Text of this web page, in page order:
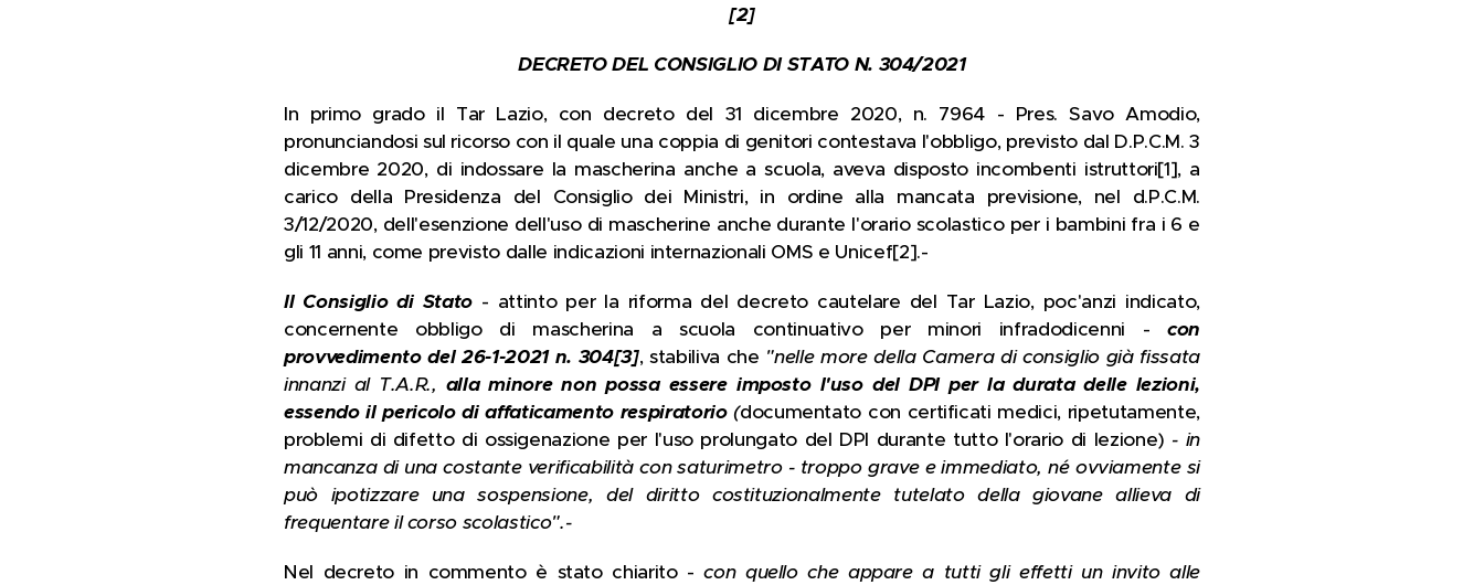
[2]
DECRETO DEL CONSIGLIO DI STATO N. 304/2021
In primo grado il Tar Lazio, con decreto del 31 dicembre 2020, n. 7964 - Pres. Savo Amodio,
pronunciandosi sul ricorso con il quale una coppia di genitori contestava l'obbligo, previsto dal D.P.C.M. 3
dicembre 2020, di indossare la mascherina anche a scuola, aveva disposto incombenti istruttori[1], a
carico della Presidenza del Consiglio dei Ministri, in ordine alla mancata previsione, nel d.P.C.M.
3/12/2020, dell'esenzione dell'uso di mascherine anche durante l'orario scolastico per i bambini fra i 6 e
gli 11 anni, come previsto dalle indicazioni internazionali OMS e Unicef[2].-
Il Consiglio di Stato- attinto per la riforma del decreto cautelare del Tar Lazio, poc'anzi indicato,
concernente obbligo di mascherina a scuola continuativo per minori infradodicenni -con
provvedimento del 26-1-2021 n. 304[3], stabiliva che "nelle more della Camera di consiglio già fissata
innanzi al T.A.R., alla minore non possa essere imposto l'uso del DPI per la durata delle lezioni,
essendo il pericolo di affaticamento respiratorio(documentato con certificati medici, ripetutamente,
problemi di difetto di ossigenazione per l'uso prolungato del DPI durante tutto l'orario di lezione) - in
mancanza di una costante verificabilità con saturimetro - troppo grave e immediato, né ovviamente si
può ipotizzare una sospensione, del diritto costituzionalmente tutelato della giovane allieva di
frequentare il corso scolastico".-
Nel decreto in commento è stato chiarito -con quello che appare a tutti gli effetti un invito alle